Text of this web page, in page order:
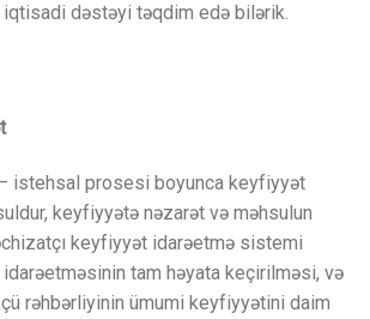
dəstəyi təqdim edə bilərik.
istehsal prosesi boyunca keyfiyyət
keyfiyyətə nəzarət və məhsulun
keyfiyyət idarəetmə sistemi
tam həyata keçirilməsi, və
rəhbərliyinin ümumi keyfiyyətini daim